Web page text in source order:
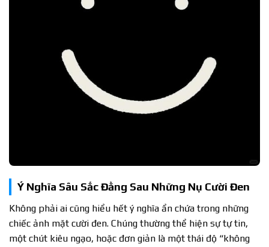
Ý Nghĩa Sâu Sắc Đằng Sau Những Nụ Cười Đen
Không phải ai cũng hiểu hết ý nghĩa ẩn chứa trong những
chiếc ảnh mặt cười đen. Chúng thường thể hiện sự tự tin,
một chút kiêu ngạo, hoặc đơn giản là một thái độ “không